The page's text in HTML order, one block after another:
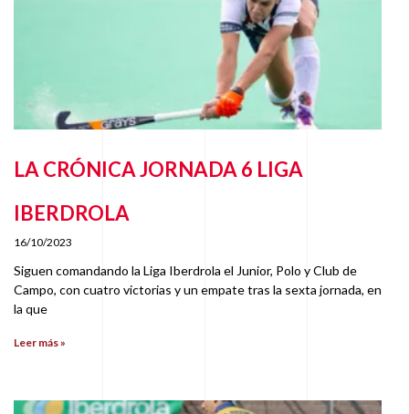
LA CRÓNICA JORNADA 6 LIGA
IBERDROLA
16/10/2023
Siguen comandando la Liga Iberdrola el Junior, Polo y Club de
Campo, con cuatro victorias y un empate tras la sexta jornada, en
la que
Leer más »